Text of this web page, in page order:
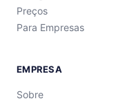
Preços
Para Empresas
EMPRESA
Sobre